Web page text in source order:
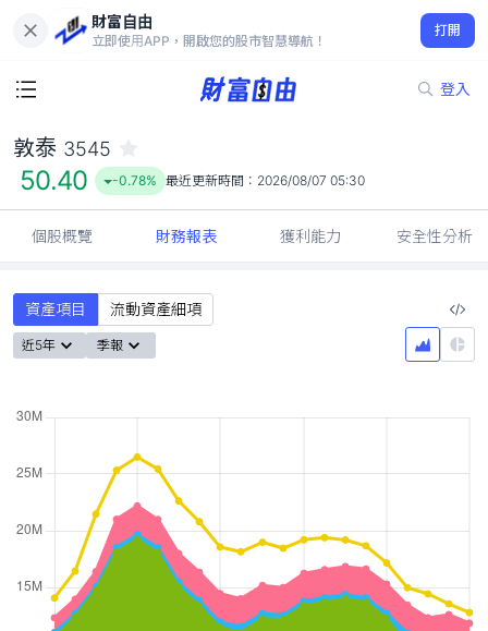
財富自由
立即使用APP，開啟您的股市智慧導航！
打開
登入
50.40
-0.78%
敦泰 3545
50.40 -0.78% 最近更新時間： 2026/08/07 05:30
個股概覽 財務報表 獲利能力 安全性分析
資產項目 流動資產細項
近5年 季報